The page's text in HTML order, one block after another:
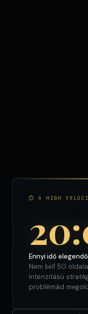
⏱ A HIGH
Ennyi idő
Nem kell 50
intenzitású
problémád